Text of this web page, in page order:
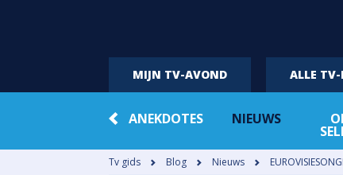
MIJN TV-AVOND ALLE TV-
ANEKDOTES NIEUWS
Tv gids Blog Nieuws